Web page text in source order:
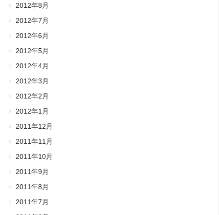
2012年8月
2012年7月
2012年6月
2012年5月
2012年4月
2012年3月
2012年2月
2012年1月
2011年12月
2011年11月
2011年10月
2011年9月
2011年8月
2011年7月